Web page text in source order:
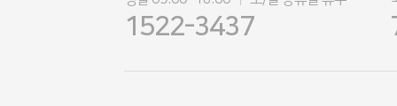
1522-3437